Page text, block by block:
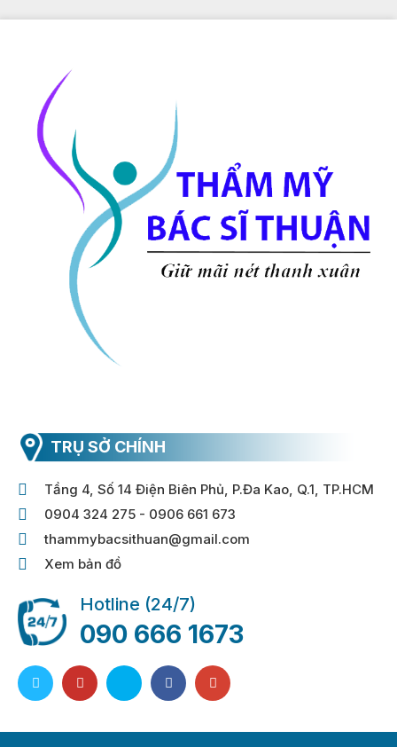
TRỤ SỞ CHÍNH
Tầng 4, Số 14 Điện Biên Phủ, P.Đa Kao, Q.1, TP.HCM
0904 324 275 - 0906 661 673
thammybacsithuan@gmail.com
Xem bản đồ
Hotline (24/7)
090 666 1673